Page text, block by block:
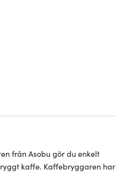
från Asobu gör du enkelt
kaffe. Kaffebryggaren har